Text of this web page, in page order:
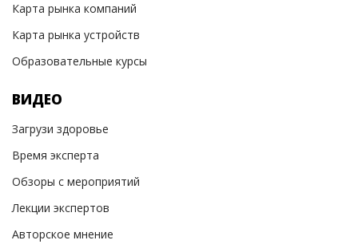
Карта рынка компаний
Карта рынка устройств
Образовательные курсы
ВИДЕО
Загрузи здоровье
Время эксперта
Обзоры с мероприятий
Лекции экспертов
Авторское мнение